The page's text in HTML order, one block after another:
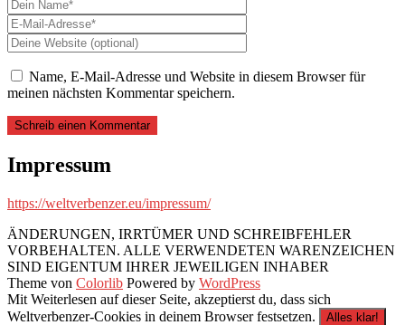
Name, E-Mail-Adresse und Website in diesem Browser für
meinen nächsten Kommentar speichern.
Impressum
https://weltverbenzer.eu/impressum/
ÄNDERUNGEN, IRRTÜMER UND SCHREIBFEHLER
VORBEHALTEN. ALLE VERWENDETEN WARENZEICHEN
SIND EIGENTUM IHRER JEWEILIGEN INHABER
Theme von Colorlib Powered by WordPress
Mit Weiterlesen auf dieser Seite, akzeptierst du, dass sich
Weltverbenzer-Cookies in deinem Browser festsetzen.
Alles klar!